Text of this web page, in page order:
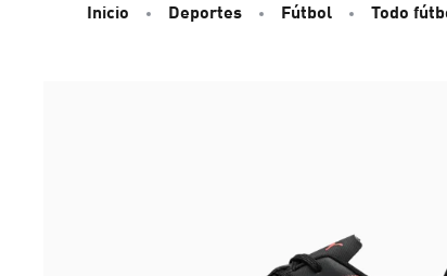
Inicio Deportes Fútbol Todo